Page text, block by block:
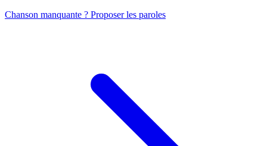
Chanson manquante ? Proposer les paroles